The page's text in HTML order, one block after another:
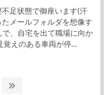
足状態で御座います(汗
メールフォルダを想像す
、自宅を出て職場に向か
覚えのある車両が停…